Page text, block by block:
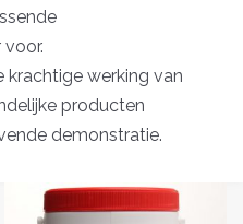
krachtige werking van
producten
demonstratie.